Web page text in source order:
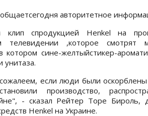
авторитетное
клип спродукцией Henkel на
телевидении ,которое смотрят
сине-желтыйстикер-
унитаза.
если люди были
производство,
- сказал Рейтер Торе Бироль,
Henkel на Украине.